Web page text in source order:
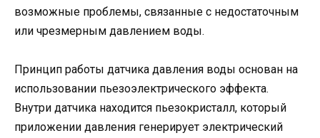
возможные проблемы, связанные с недостаточным
или чрезмерным давлением воды.
Принцип работы датчика давления воды основан на
использовании пьезоэлектрического эффекта.
Внутри датчика находится пьезокристалл, который
приложении давления генерирует электрический